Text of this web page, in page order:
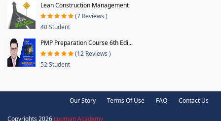
Lean Construction Management
(7 Reviews )
40 Student
PMP Preparation Course 6th Edi...
(12 Reviews )
52 Student
Our Story Terms Of Use FAQ Contact Us
Copyrights 2026 Luqman Academy